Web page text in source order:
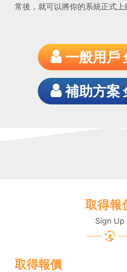
常後，就可以將你的系統正式上
一般用戶
補助方案
取得報
Sign Up
取得報價